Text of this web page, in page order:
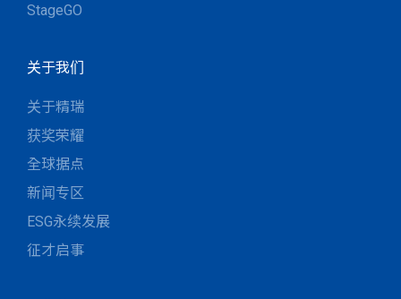
StageGO
关于我们
关于精瑞
获奖荣耀
全球据点
新闻专区
ESG永续发展
征才启事